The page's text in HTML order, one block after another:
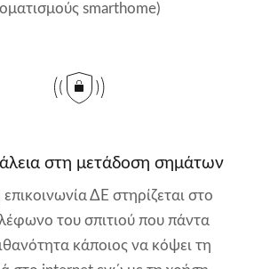
smarthome)
στη μετάδοση σημάτων
επικοινωνία ΔΕ στηρίζεται στο
του σπιτιού που πάντα
κάποιος να κόψει τη